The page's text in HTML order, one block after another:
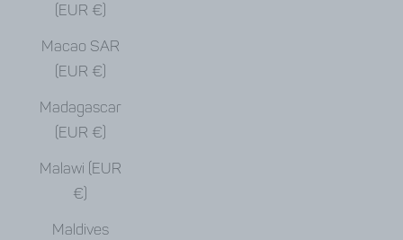
(EUR €)
Macao SAR
(EUR €)
Madagascar
(EUR €)
Malawi (EUR
€)
Maldives